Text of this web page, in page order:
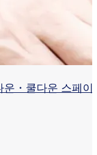
운・쿨다운 스페이